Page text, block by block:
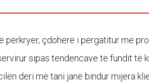
përkryer, çdoherë i përgatitur me
sipas tendencave të fundit të
deri më tani janë bindur mijëra